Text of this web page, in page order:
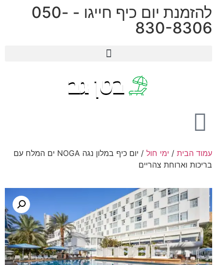
להזמנת יום כיף חייגו - ⁦050-
830-8306⁩
עמוד הבית / ימי חול
/ יום כיף במלון נגה NOGA ים המלח עם
בריכות וארוחת צהריים